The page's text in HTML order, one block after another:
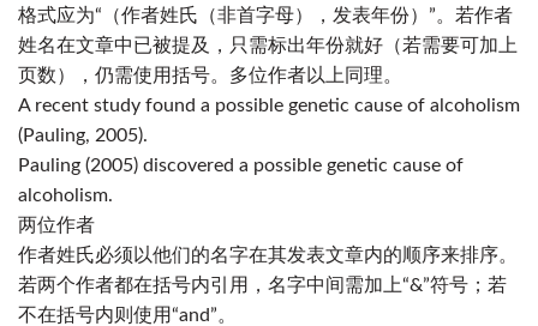
格式应为“ （作者姓氏 （非首字母） ，发表年份） ”。若作者
姓名在文章中已被提及，只需标出年份就好（若需要可加上
页数），仍需使用括号。多位作者以上同理。
A recent study found a possible genetic cause of alcoholism
(Pauling, 2005).
Pauling (2005) discovered a possible genetic cause of
alcoholism.
两位作者
作者姓氏必须以他们的名字在其发表文章内的顺序来排序。
若两个作者都在括号内引用，名字中间需加上“&”符号；若
不在括号内则使用“and”。